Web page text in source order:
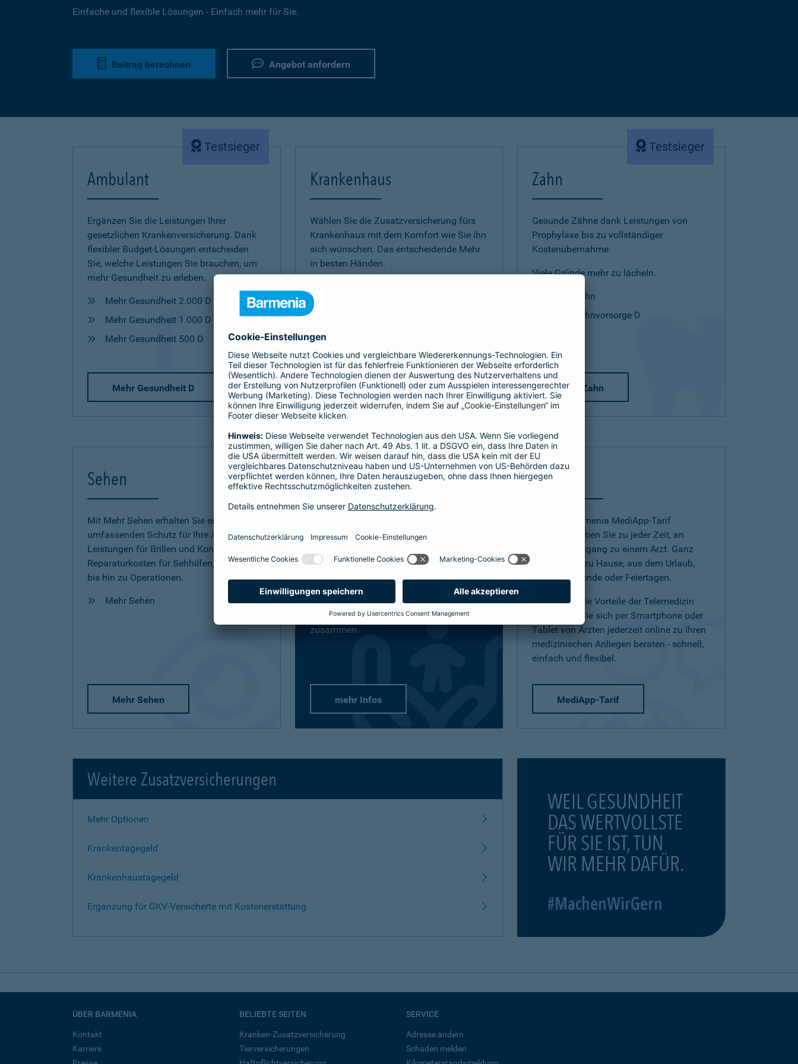
Einfache und flexible Lösungen - Einfach mehr für Sie.
Beitrag berechnen Angebot anfordern
Testsieger
Ambulant
Ergänzen Sie die Leistungen Ihrer
gesetzlichen Krankenversicherung. Dank
flexibler Budget-Lösungen entscheiden
Sie, welche Leistungen Sie brauchen, um
mehr Gesundheit zu erleben.
Mehr Gesundheit 2.000 D
Mehr Gesundheit 1.000 D
Mehr Gesundheit 500 D
Mehr Gesundheit D
Krankenhaus
Wählen Sie die Zusatzversicherung fürs
Krankenhaus mit dem Komfort wie Sie ihn
sich wünschen. Das entscheidende Mehr
in besten Händen.
Mehr Komfort
Testsieger
Zahn
Gesunde Zähne dank Leistungen von
Prophylaxe bis zu vollständiger
Kostenübernahme.
Viele Gründe mehr zu lächeln.
Mehr Zahn
Mehr Zahnvorsorge D
Mehr Zahn
Sehen
Mit Mehr Sehen erhalten Sie einen
umfassenden Schutz für Ihre Augen inkl.
Leistungen für Brillen und Kontaktlinsen,
Reparaturkosten für Sehhilfen, Vorsorge
bis hin zu Operationen.
Mehr Sehen
Mehr Sehen
Versicherungen für Kinder
definitiv den bestmöglichen Schutz
vielfältig und flexibel.
Passend-für-Kinder-Schutz
: Wählen Sie
aus unseren empfohlenen Paketen oder
stellen Sie sich gezielt die Produkte
zusammen.
mehr Infos
Telearzt
Mit dem Barmenia MediApp-Tarif
(Telearzt) haben Sie zu jeder Zeit, an
jedem Ort Zugang zu einem Arzt. Ganz
einfach von zu Hause, aus dem Urlaub,
am Wochenende oder Feiertagen.
Nutzen Sie die Vorteile der Telemedizin
und lassen Sie sich per Smartphone oder
Tablet von Ärzten jederzeit online zu Ihren
medizinischen Anliegen beraten - schnell,
einfach und flexibel.
MediApp-Tarif
Weitere Zusatzversicherungen
Mehr Optionen
Krankentagegeld
Krankenhaustagegeld
Ergänzung für GKV-Versicherte mit Kostenerstattung
WEIL GESUNDHEIT
DAS WERTVOLLSTE
FÜR SIE IST, TUN
WIR MEHR DAFÜR.
#MachenWirGern
ÜBER BARMENIA
Kontakt
Karriere
BELIEBTE SEITEN
Kranken-Zusatzversicherung
Tierversicherungen
SERVICE
Adresse ändern
Schaden melden